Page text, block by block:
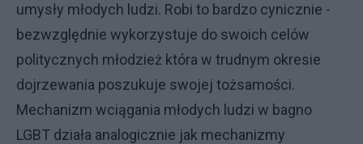
umysły młodych ludzi. Robi to bardzo cynicznie -
bezwzględnie wykorzystuje do swoich celów
politycznych młodzież która w trudnym okresie
dojrzewania poszukuje swojej tożsamości.
Mechanizm wciągania młodych ludzi w bagno
LGBT działa analogicznie jak mechanizmy